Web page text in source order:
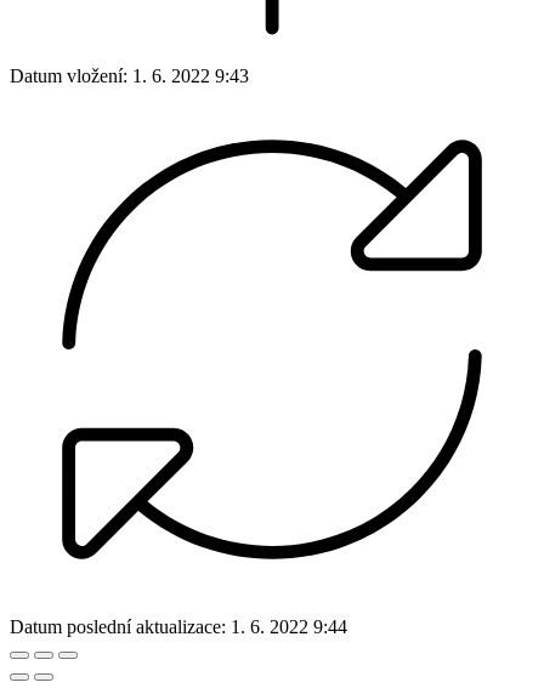
Datum vložení: 1. 6. 2022 9:43
Datum poslední aktualizace: 1. 6. 2022 9:44